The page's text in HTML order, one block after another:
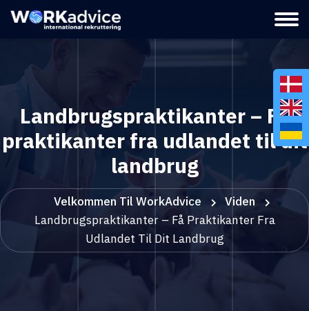
Landbrugspraktikanter – Få
praktikanter fra udlandet til dit
landbrug
Velkommen Til WorkAdvice
Viden
Landbrugspraktikanter – Få Praktikanter Fra
Udlandet Til Dit Landbrug